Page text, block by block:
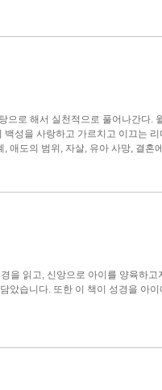
으로 해서 실천적으로 풀어나간다.
성을 사랑하고 가르치고 이끄는 리
애도의 범위, 자살, 유아 사망, 결혼
을 읽고, 신앙으로 아이를 양육하고
았습니다. 또한 이 책이 성경을 아